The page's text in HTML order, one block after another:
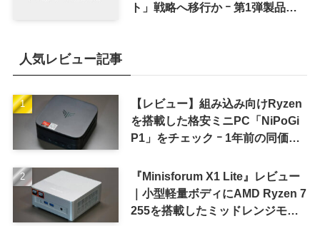
ト」戦略へ移行か ｰ 第1弾製品は
人気レビュー記事
【レビュー】組み込み向けRyzen
を搭載した格安ミニPC「NiPoGi
P1」をチェック ｰ 1年前の同価格
『Minisforum X1 Lite』レビュー
｜小型軽量ボディにAMD Ryzen 7
255を搭載したミッドレンジモデ